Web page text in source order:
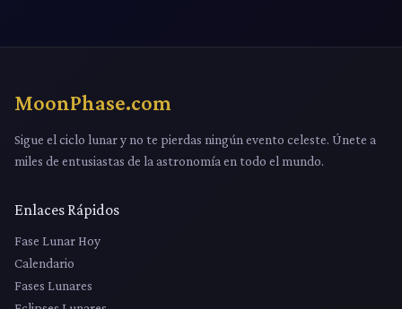
MoonPhase.com
Sigue el ciclo lunar y no te pierdas ningún evento celeste. Únete a
miles de entusiastas de la astronomía en todo el mundo.
Enlaces Rápidos
Fase Lunar Hoy
Calendario
Fases Lunares